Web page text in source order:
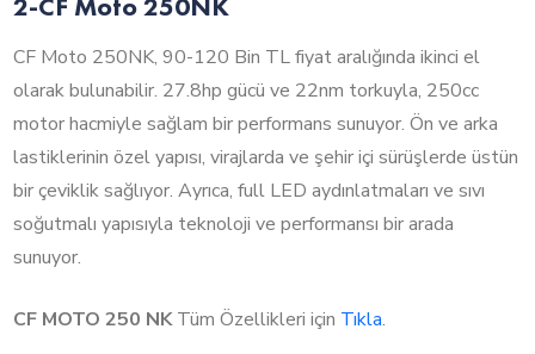
CF Moto 250NK, 90-120 Bin TL fiyat aralığında ikinci el
olarak bulunabilir. 27.8hp gücü ve 22nm torkuyla, 250cc
motor hacmiyle sağlam bir performans sunuyor. Ön ve arka
lastiklerinin özel yapısı, virajlarda ve şehir içi sürüşlerde üstün
bir çeviklik sağlıyor. Ayrıca, full LED aydınlatmaları ve sıvı
soğutmalı yapısıyla teknoloji ve performansı bir arada
sunuyor.
CF MOTO 250 NKTüm Özellikleri için Tıkla.